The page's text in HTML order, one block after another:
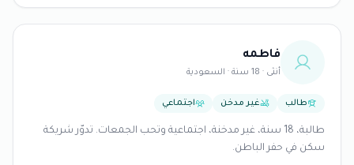
فاطمه
أنثى · 18 سنة · السعودية
طالب غير مدخن اجتماعي
طالبة، 18 سنة، غير مدخنة، اجتماعية وتحب الجمعات. تدوّر شريكة
سكن في حفر الباطن.